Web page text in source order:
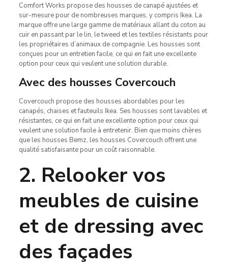
Comfort Works propose des housses de canapé ajustées et
sur-mesure pour de nombreuses marques, y compris Ikea. La
marque offre une large gamme de matériaux allant du coton au
cuir en passant par le lin, le tweed et les textiles résistants pour
les propriétaires d’animaux de compagnie. Les housses sont
conçues pour un entretien facile, ce qui en fait une excellente
option pour ceux qui veulent une solution durable.
Avec des housses Covercouch
Covercouch propose des housses abordables pour les
canapés, chaises et fauteuils Ikea. Ses housses sont lavables et
résistantes, ce qui en fait une excellente option pour ceux qui
veulent une solution facile à entretenir. Bien que moins chères
que les housses Bemz, les housses Covercouch offrent une
qualité satisfaisante pour un coût raisonnable.
2. Relooker vos
meubles de cuisine
et de dressing avec
des façades